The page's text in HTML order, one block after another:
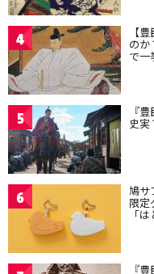
4 【
のか
で一
5 『
史
6 鳩サ
限定
「
『